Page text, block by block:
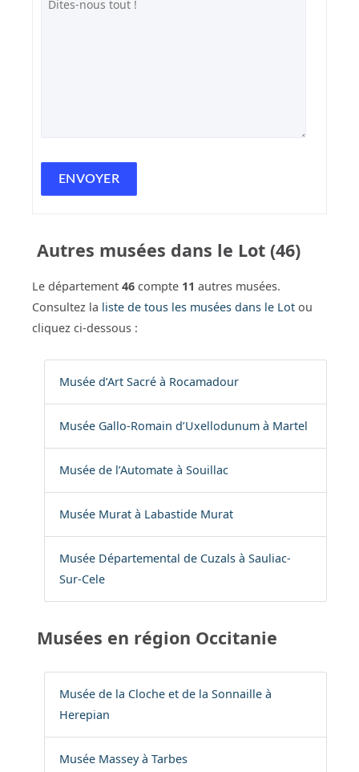
Autres musées dans le Lot (46)
Le département 46 compte 11 autres musées.
Consultez la liste de tous les musées dans le Lot ou
cliquez ci-dessous :
Musée d’Art Sacré à Rocamadour
Musée Gallo-Romain d’Uxellodunum à Martel
Musée de l’Automate à Souillac
Musée Murat à Labastide Murat
Musée Départemental de Cuzals à Sauliac-
Sur-Cele
Musées en région Occitanie
Musée de la Cloche et de la Sonnaille à
Herepian
Musée Massey à Tarbes